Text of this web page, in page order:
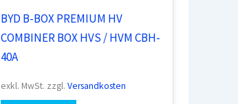
BYD B-BOX PREMIUM HV
COMBINER BOX HVS / HVM CBH-
40A
exkl. MwSt. zzgl.Versandkosten